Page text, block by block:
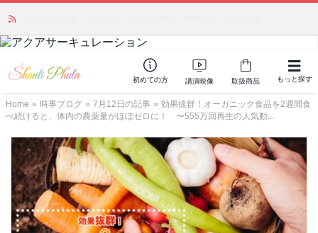
初めての方 講演映像 取扱商品 もっと探す
Home » 時事ブログ » 7月12日の記事 » 効果抜群！オーガニック食品を2週間食
べ続けると、体内の農薬量がほぼゼロに！ 〜555万回再生の人気動...